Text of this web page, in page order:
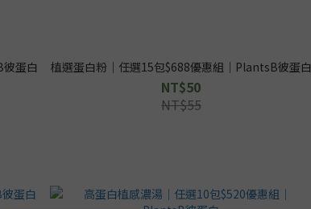
蛋白 植選蛋白粉｜任選15包$688優惠組｜PlantsB彼蛋白
NT$50
NT$55